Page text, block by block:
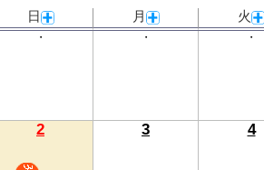
日 月 火
・ ・ ・
2 3 4